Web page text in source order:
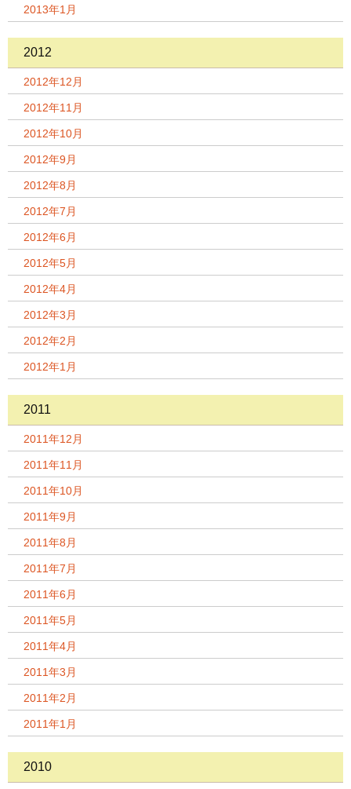
2013年1月
2012
2012年12月
2012年11月
2012年10月
2012年9月
2012年8月
2012年7月
2012年6月
2012年5月
2012年4月
2012年3月
2012年2月
2012年1月
2011
2011年12月
2011年11月
2011年10月
2011年9月
2011年8月
2011年7月
2011年6月
2011年5月
2011年4月
2011年3月
2011年2月
2011年1月
2010